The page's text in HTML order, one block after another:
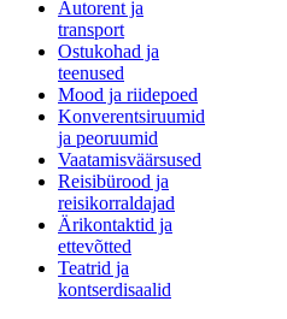
Autorent ja
transport
Ostukohad ja
teenused
Mood ja riidepoed
Konverentsiruumid
ja peoruumid
Vaatamisväärsused
Reisibürood ja
reisikorraldajad
Ärikontaktid ja
ettevõtted
Teatrid ja
kontserdisaalid